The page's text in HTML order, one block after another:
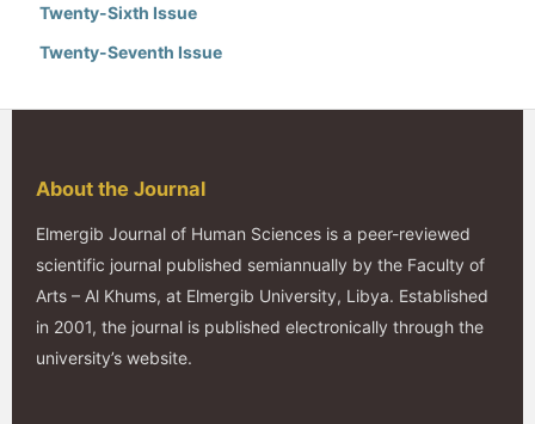
Twenty-Sixth Issue
Twenty-Seventh Issue
About the Journal
Elmergib Journal of Human Sciences is a peer-reviewed
scientific journal published semiannually by the Faculty of
Arts – Al Khums, at Elmergib University, Libya. Established
in 2001, the journal is published electronically through the
university’s website.